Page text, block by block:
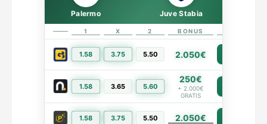
Palermo Juve Stabia
1 X 2 BONUS
1.58 3.75 5.50 2.050€
1.58 3.65 5.60
250€
+ 2.000€
GRATIS
1.58 3.75 5.50 2.050€